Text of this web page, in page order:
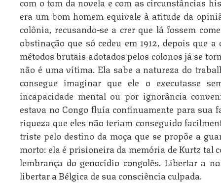
era um bom homem equivale à atitude da
colônia, recusando-se a crer que lá fossem
obstinação que só cedeu em 1912, depois que
métodos brutais adotados pelos colonos já se
não é uma vítima. Ela sabe a natureza do
consegue imaginar que ele o executasse
incapacidade mental ou por ignorância
estava no Congo fluía continuamente para sua
riqueza que eles não teriam conseguido
triste pelo destino da moça que se propõe a
morto: ela é prisioneira da memória de Kurtz tal
lembrança do genocídio congolês. Libertar a
libertar a Bélgica de sua consciência culpada.